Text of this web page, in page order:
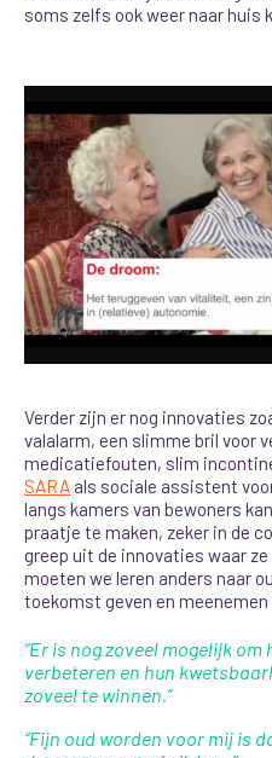
soms zelfs ook weer naar huis
Verder zijn er nog innovaties
valalarm, een slimme bril voor
medicatiefouten, slim
SARA als sociale assistent
langs kamers van bewoners
praatje te maken, zeker in de
greep uit de innovaties waar ze
moeten we leren anders naar
toekomst geven en
“Er is nog zoveel mogelijk
verbeteren en hun
zoveel te winnen.”
“Fijn oud worden voor mij is